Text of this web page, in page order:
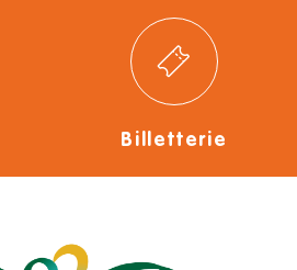
Billetterie